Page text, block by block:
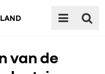
van de